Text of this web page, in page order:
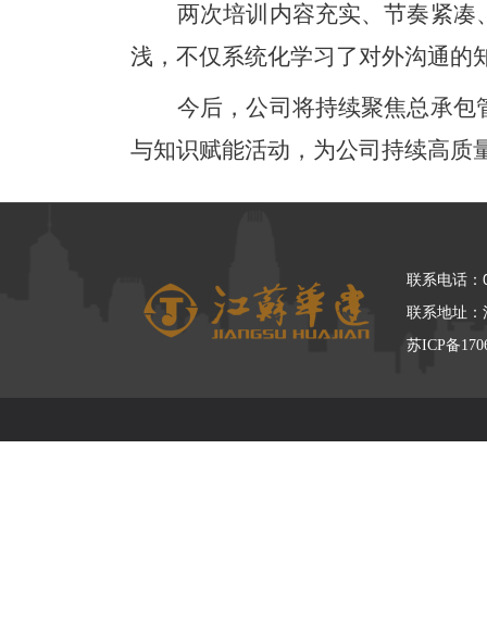
两次培训内容充实、节奏紧
浅，不仅系统化学习了对外沟通的
今后，公司将持续聚焦总承
与知识赋能活动，为公司持续高质
联系电话
联系地址
苏ICP备